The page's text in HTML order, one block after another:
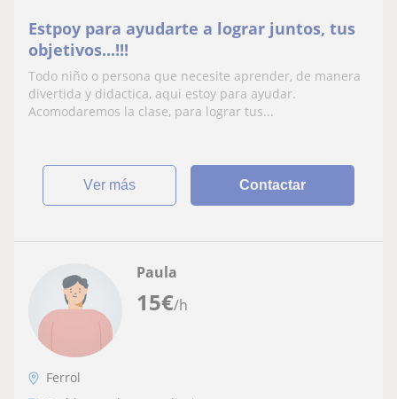
Estpoy para ayudarte a lograr juntos, tus
objetivos...!!!
Todo niño o persona que necesite aprender, de manera
divertida y didactica, aqui estoy para ayudar.
Acomodaremos la clase, para lograr tus...
ver más Contactar
15€/h
Paula
Ferrol